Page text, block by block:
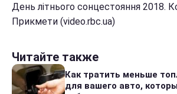
День літнього сонцестояння 2018.
Прикмети (video.rbc.ua)
Читайте также
Как тратить меньше
для вашего авто,